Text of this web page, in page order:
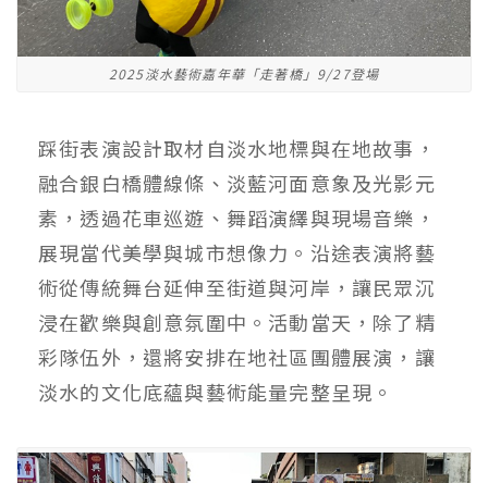
2025淡水藝術嘉年華「走著橋」9/27登場
踩街表演設計取材自淡水地標與在地故事，
融合銀白橋體線條、淡藍河面意象及光影元
素，透過花車巡遊、舞蹈演繹與現場音樂，
展現當代美學與城市想像力。沿途表演將藝
術從傳統舞台延伸至街道與河岸，讓民眾沉
浸在歡樂與創意氛圍中。活動當天，除了精
彩隊伍外，還將安排在地社區團體展演，讓
淡水的文化底蘊與藝術能量完整呈現。